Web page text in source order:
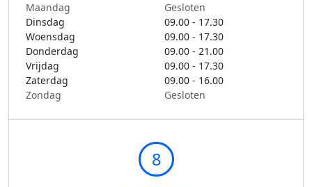
Maandag
Gesloten
Dinsdag
09.00 - 17.30
Woensdag
09.00 - 17.30
Donderdag
09.00 - 21.00
Vrijdag
09.00 - 17.30
Zaterdag
09.00 - 16.00
Zondag
Gesloten
8